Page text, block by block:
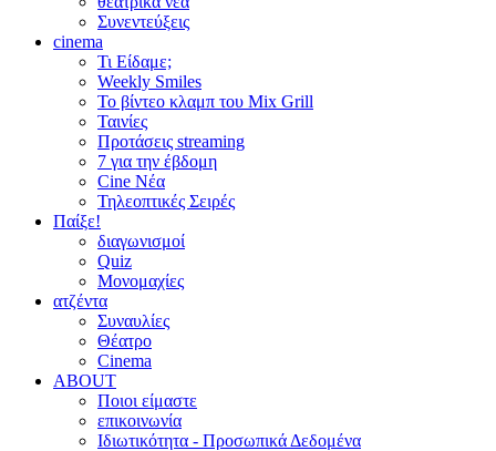
Συνεντεύξεις
cinema
Τι Είδαμε;
Weekly Smiles
Το βίντεο κλαμπ του Mix Grill
Ταινίες
Προτάσεις streaming
7 για την έβδομη
Cine Νέα
Τηλεοπτικές Σειρές
Παίξε!
διαγωνισμοί
Quiz
Μονομαχίες
ατζέντα
Συναυλίες
Θέατρο
Cinema
ABOUT
Ποιοι είμαστε
επικοινωνία
Ιδιωτικότητα - Προσωπικά Δεδομένα